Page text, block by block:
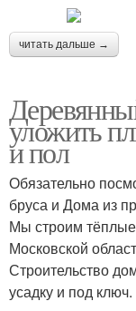
читать дальше →
уложить
и пол
Обязательно
бруса и Дома из
Мы строим
Московской
Строительство
усадку и под ключ.